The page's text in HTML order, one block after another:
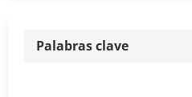
Palabras clave